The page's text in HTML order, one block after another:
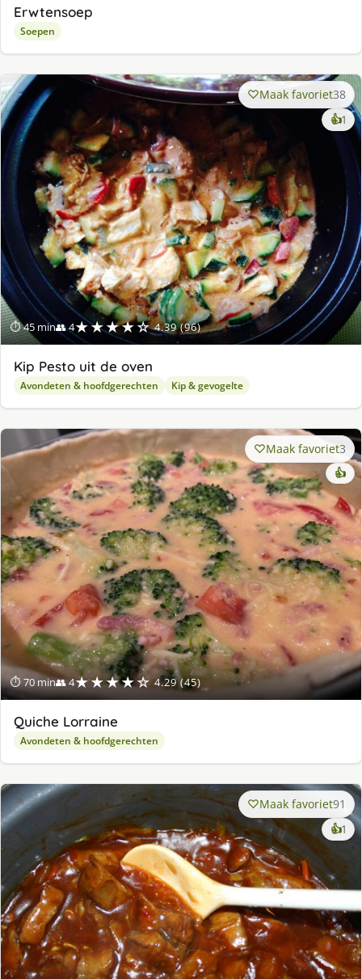
Erwtensoep
Soepen
⏱ 45 min👥 4★★★★☆ 4.39 (96)
Maak favoriet38
👍1
Kip Pesto uit de oven
Avondeten & hoofdgerechten Kip & gevogelte
⏱ 70 min👥 4★★★★☆ 4.29 (45)
Maak favoriet3
👍
Quiche Lorraine
Avondeten & hoofdgerechten
Maak favoriet91
👍1